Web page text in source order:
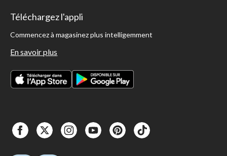
Téléchargez l'appli
Commencez à magasinez plus intelligemment
En savoir plus